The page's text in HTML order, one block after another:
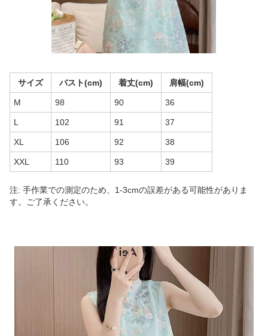
サイズ バスト(cm) 着丈(cm) 肩幅(cm)
M 98 90 36
L 102 91 37
XL 106 92 38
XXL 110 93 39
注: 手作業での測定のため、1-3cmの誤差がある可能性がありま
す。ご了承ください。